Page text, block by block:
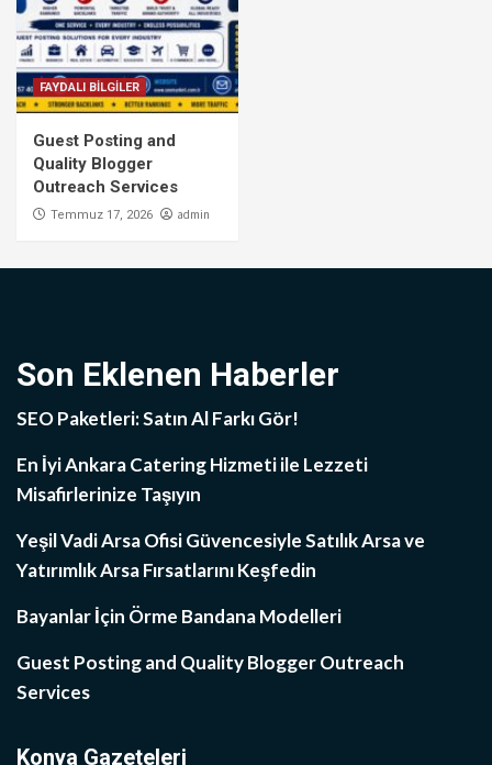
FAYDALI BİLGİLER
Guest Posting and
Quality Blogger
Outreach Services
Temmuz 17, 2026 admin
Son Eklenen Haberler
SEO Paketleri: Satın Al Farkı Gör!
En İyi Ankara Catering Hizmeti ile Lezzeti
Misafirlerinize Taşıyın
Yeşil Vadi Arsa Ofisi Güvencesiyle Satılık Arsa ve
Yatırımlık Arsa Fırsatlarını Keşfedin
Bayanlar İçin Örme Bandana Modelleri
Guest Posting and Quality Blogger Outreach
Services
Konya Gazeteleri